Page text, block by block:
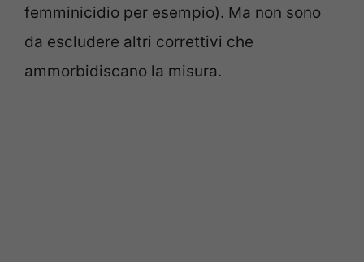
femminicidio per esempio). Ma non sono
da escludere altri correttivi che
ammorbidiscano la misura.